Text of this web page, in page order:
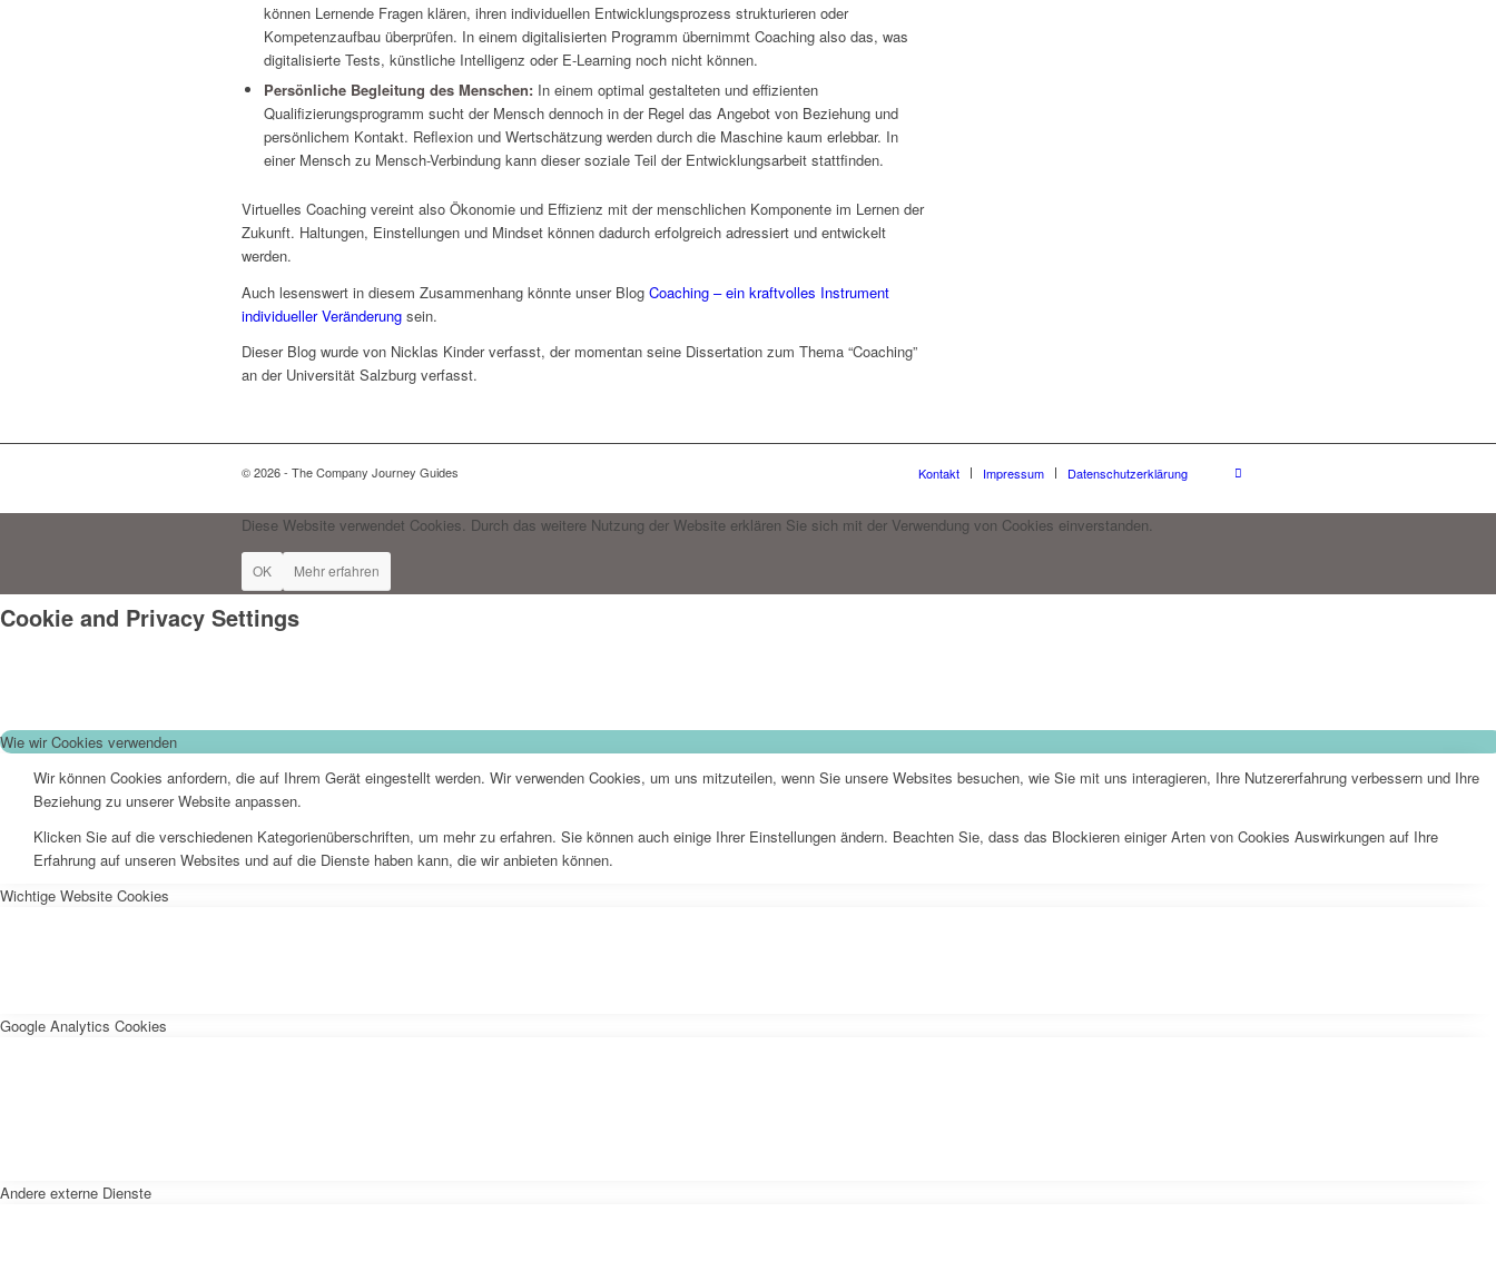
können Lernende Fragen klären, ihren individuellen Entwicklungsprozess strukturieren oder
Kompetenzaufbau überprüfen. In einem digitalisierten Programm übernimmt Coaching also das, was
digitalisierte Tests, künstliche Intelligenz oder E-Learning noch nicht können.
Persönliche Begleitung des Menschen: In einem optimal gestalteten und effizienten
Qualifizierungsprogramm sucht der Mensch dennoch in der Regel das Angebot von Beziehung und
persönlichem Kontakt. Reflexion und Wertschätzung werden durch die Maschine kaum erlebbar. In
einer Mensch zu Mensch-Verbindung kann dieser soziale Teil der Entwicklungsarbeit stattfinden.
Virtuelles Coaching vereint also Ökonomie und Effizienz mit der menschlichen Komponente im Lernen der
Zukunft. Haltungen, Einstellungen und Mindset können dadurch erfolgreich adressiert und entwickelt
werden.
Auch lesenswert in diesem Zusammenhang könnte unser Blog Coaching – ein kraftvolles Instrument
individueller Veränderung sein.
Dieser Blog wurde von Nicklas Kinder verfasst, der momentan seine Dissertation zum Thema “Coaching”
an der Universität Salzburg verfasst.
© 2026 - The Company Journey Guides Kontakt Impressum Datenschutzerklärung
Diese Website verwendet Cookies. Durch das weitere Nutzung der Website erklären Sie sich mit der Verwendung von Cookies einverstanden.
OK Mehr erfahren
Cookie and Privacy Settings
Wie wir Cookies verwenden
Wir können Cookies anfordern, die auf Ihrem Gerät eingestellt werden. Wir verwenden Cookies, um uns mitzuteilen, wenn Sie unsere Websites besuchen, wie Sie mit uns interagieren, Ihre Nutzererfahrung verbessern und Ihre
Beziehung zu unserer Website anpassen.
Klicken Sie auf die verschiedenen Kategorienüberschriften, um mehr zu erfahren. Sie können auch einige Ihrer Einstellungen ändern. Beachten Sie, dass das Blockieren einiger Arten von Cookies Auswirkungen auf Ihre
Erfahrung auf unseren Websites und auf die Dienste haben kann, die wir anbieten können.
Wichtige Website Cookies
Google Analytics Cookies
Andere externe Dienste